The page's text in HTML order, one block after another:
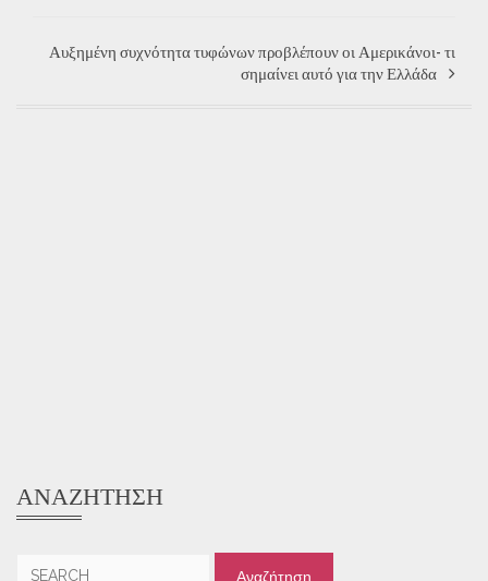
Αυξημένη συχνότητα τυφώνων προβλέπουν οι Αμερικάνοι- τι
σημαίνει αυτό για την Ελλάδα
ΑΝΑΖΉΤΗΣΗ